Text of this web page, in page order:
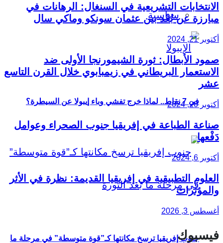
سياسية
في 7 نقاط.. لماذا خرج تفشي وباء إيبولا عن السيطرة؟
جنوب إفريقيا ترسخ مكانتها كـ”قوة متوسطة” في مرحلة ما
الانتخابات التشريعية في السنغال: الرهانات في
مبارزة عن بُعْد بين عثمان سونكو وماكي سال
أكتوبر 21, 2024
صمود الأبطال: ثورة الشيمورنجا الأولى ضد
الاستعمار البريطاني في زيمبابوي خلال القرن التاسع
عشر
أكتوبر 20, 2024
صناعة الطباعة في إفريقيا جنوب الصحراء وعوامل
دَفْعها
أكتوبر 6, 2024
العلوم التطبيقية في إفريقيا القديمة: نظرة في الأثر
والمؤثرات
أغسطس 3, 2026
فيسبوك